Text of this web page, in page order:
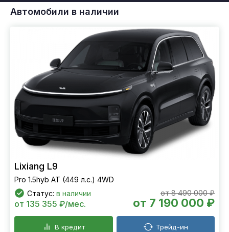
Автомобили в наличии
Lixiang L9
Pro 1.5hyb AT (449 л.с.) 4WD
Статус: в наличии от 8 490 000 ₽
от 7 190 000 ₽
от 135 355 ₽/мес.
В кредит Трейд-ин